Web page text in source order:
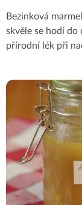
Bezinková
skvěle se hodí do
přírodní lék při